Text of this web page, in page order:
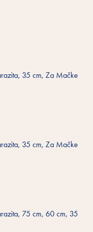
35 cm, Za Mačke
35 cm, Za Mačke
75 cm, 60 cm, 35